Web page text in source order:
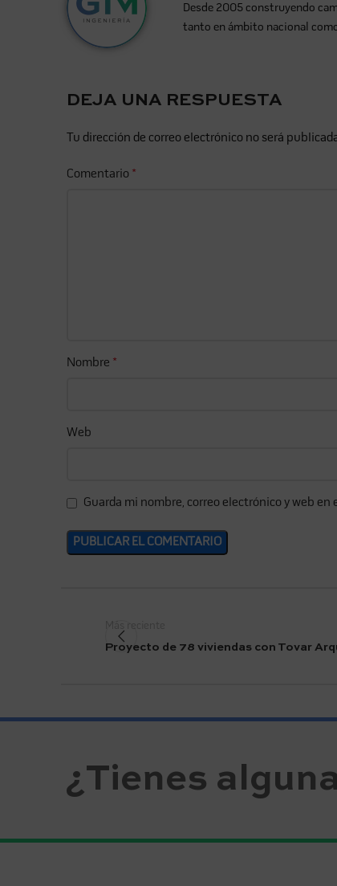
Desde 2005 construyendo
tanto en ámbito nacional
DEJA UNA RESPUESTA
Tu dirección de correo electrónico no será
Comentario *
Nombre *
Web
Guarda mi nombre, correo electrónico y web
Más reciente
Proyecto de 78 viviendas con Tovar
¿Tienes